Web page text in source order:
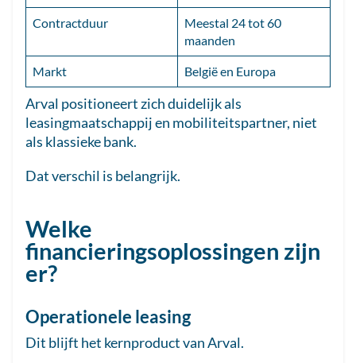
Contractduur
Meestal 24 tot 60
maanden
Markt België en Europa
Arval positioneert zich duidelijk als
leasingmaatschappij en mobiliteitspartner, niet
als klassieke bank.
Dat verschil is belangrijk.
Welke
financieringsoplossingen zijn
er?
Operationele leasing
Dit blijft het kernproduct van Arval.